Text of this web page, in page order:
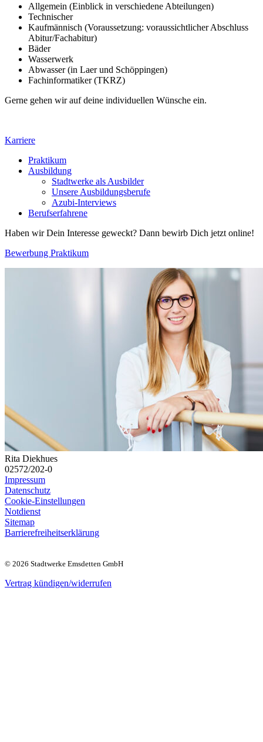
Allgemein (Einblick in verschiedene Abteilungen)
Technischer
Kaufmännisch (Voraussetzung: voraussichtlicher Abschluss
Abitur/Fachabitur)
Bäder
Wasserwerk
Abwasser (in Laer und Schöppingen)
Fachinformatiker (TKRZ)
Gerne gehen wir auf deine individuellen Wünsche ein.
Karriere
Praktikum
Ausbildung
Stadtwerke als Ausbilder
Unsere Ausbildungsberufe
Azubi-Interviews
Berufserfahrene
Haben wir Dein Interesse geweckt? Dann bewirb Dich jetzt online!
Bewerbung Praktikum
Rita Diekhues
02572/202-0
Impressum
Datenschutz
Cookie-Einstellungen
Notdienst
Sitemap
Barrierefreiheitserklärung
© 2026 Stadtwerke Emsdetten GmbH
Vertrag kündigen/widerrufen